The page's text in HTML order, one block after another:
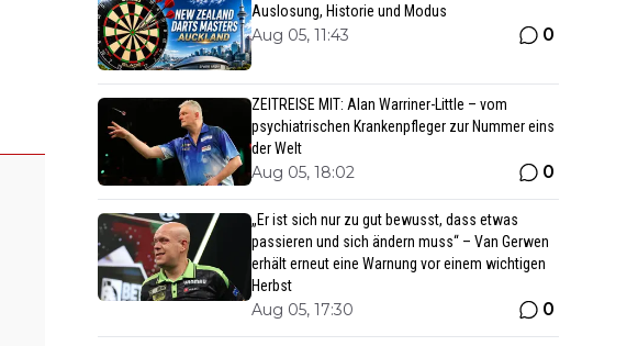
Auslosung, Historie und Modus
Aug 05, 11:43 0
ZEITREISE MIT: Alan Warriner-Little – vom
psychiatrischen Krankenpfleger zur Nummer eins
der Welt
Aug 05, 18:02 0
„Er ist sich nur zu gut bewusst, dass etwas
passieren und sich ändern muss“ – Van Gerwen
erhält erneut eine Warnung vor einem wichtigen
Herbst
Aug 05, 17:30 0